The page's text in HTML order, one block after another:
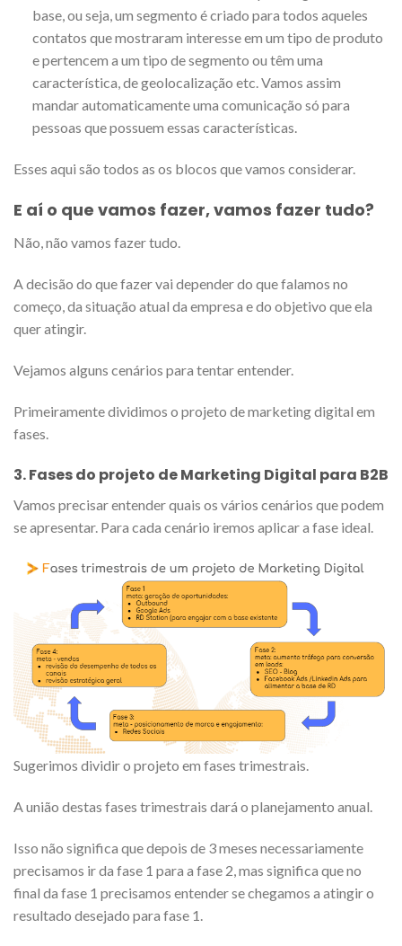
base, ou seja, um segmento é criado para todos aqueles
contatos que mostraram interesse em um tipo de produto
e pertencem a um tipo de segmento ou têm uma
característica, de geolocalização etc. Vamos assim
mandar automaticamente uma comunicação só para
pessoas que possuem essas características.
Esses aqui são todos as os blocos que vamos considerar.
E aí o que vamos fazer, vamos fazer tudo?
Não, não vamos fazer tudo.
A decisão do que fazer vai depender do que falamos no
começo, da situação atual da empresa e do objetivo que ela
quer atingir.
Vejamos alguns cenários para tentar entender.
Primeiramente dividimos o projeto de marketing digital em
fases.
3. Fases do projeto de Marketing Digital para B2B
Vamos precisar entender quais os vários cenários que podem
se apresentar. Para cada cenário iremos aplicar a fase ideal.
Sugerimos dividir o projeto em fases trimestrais.
A união destas fases trimestrais dará o planejamento anual.
Isso não significa que depois de 3 meses necessariamente
precisamos ir da fase 1 para a fase 2, mas significa que no
final da fase 1 precisamos entender se chegamos a atingir o
resultado desejado para fase 1.